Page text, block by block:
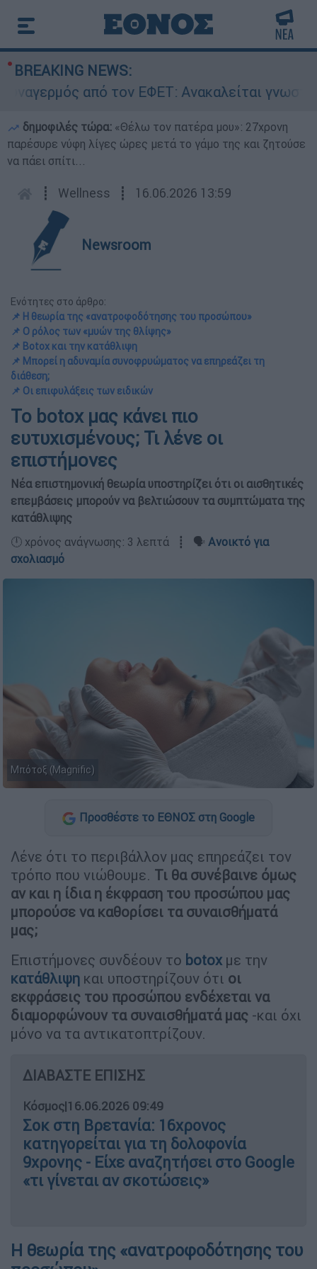
BREAKING NEWS:
από τον ΕΦΕΤ: Ανακαλείται γνωστή
δημοφιλές τώρα: «Θέλω τον πατέρα μου»: 27χρονη
παρέσυρε νύφη λίγες ώρες μετά το γάμο της και ζητούσε
να πάει σπίτι...
┋ Wellness ┋ 16.06.2026 13:59
Newsroom
Ενότητες στο άρθρο:
📌 Η θεωρία της «ανατροφοδότησης του προσώπου»
📌 Ο ρόλος των «μυών της θλίψης»
📌 Botox και την κατάθλιψη
📌 Μπορεί η αδυναμία συνοφρυώματος να επηρεάζει τη
διάθεση;
📌 Οι επιφυλάξεις των ειδικών
Το botox μας κάνει πιο
ευτυχισμένους; Τι λένε οι
επιστήμονες
Νέα επιστημονική θεωρία υποστηρίζει ότι οι αισθητικές
επεμβάσεις μπορούν να βελτιώσουν τα συμπτώματα της
κατάθλιψης
🕛 χρόνος ανάγνωσης: 3 λεπτά ┋ 🗣️ Ανοικτό για
σχολιασμό
Μπότοξ (Magnific)
Προσθέστε το ΕΘΝΟΣ στη Google
Λένε ότι το περιβάλλον μας επηρεάζει τον
τρόπο που νιώθουμε. Τι θα συνέβαινε όμως
αν και η ίδια η έκφραση του προσώπου μας
μπορούσε να καθορίσει τα συναισθήματά
μας;
Επιστήμονες συνδέουν το botox με την
κατάθλιψη και υποστηρίζουν ότι οι
εκφράσεις του προσώπου ενδέχεται να
διαμορφώνουν τα συναισθήματά μας -και όχι
μόνο να τα αντικατοπτρίζουν.
ΔΙΑΒΑΣΤΕ ΕΠΙΣΗΣ
Κόσμος|16.06.2026 09:49
Σοκ στη Βρετανία: 16χρονος
κατηγορείται για τη δολοφονία
9χρονης - Είχε αναζητήσει στο Google
«τι γίνεται αν σκοτώσεις»
Η θεωρία της «ανατροφοδότησης του